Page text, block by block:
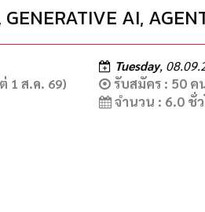
AI,
1 ส.ค. 69)
Tuesday,
รับสมัคร : 50 ค
จำนวน : 6.0 ชั่ว